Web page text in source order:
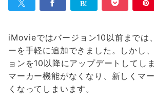
iMovieではバージョン10以前までは
ーを手軽に追加できました。しかし
ョンを10以降にアップデートしてし
マーカー機能がなくなり、新しくマ
くなってしまいます。